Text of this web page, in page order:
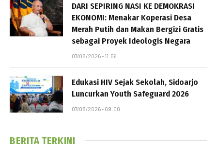
DARI SEPIRING NASI KE DEMOKRASI
EKONOMI: Menakar Koperasi Desa
Merah Putih dan Makan Bergizi Gratis
sebagai Proyek Ideologis Negara
07/08/2026 - 11:56
Edukasi HIV Sejak Sekolah, Sidoarjo
Luncurkan Youth Safeguard 2026
07/08/2026 - 09:00
BERITA TERKINI